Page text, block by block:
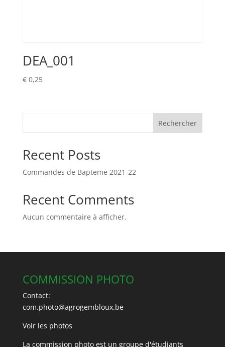
DEA_001
€0,25
Rechercher
Recent Posts
Commandes de Bapteme 2021-22
Recent Comments
Aucun commentaire à afficher.
COMMISSION PHOTO
Contact:
com.photo@agrogembloux.be
Voir les photos
La commission photo est un groupe d'étudiants